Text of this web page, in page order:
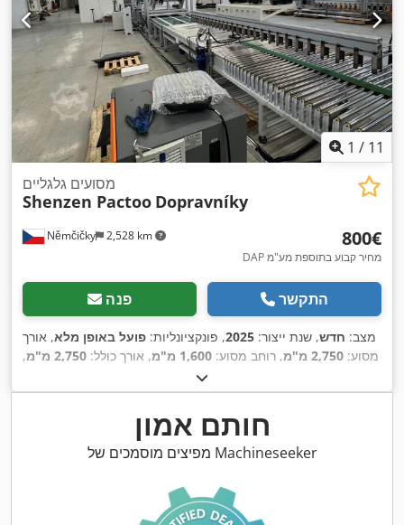
1 / 11
Němčičky 2,528 km
מסועים גלגליים
Shenzen Pactoo Dopravníky
‏800 ‏€
DAP מחיר קבוע בתוספת מע"מ
פנה התקשר
מצב: חדש, שנת ייצור: 2025, פונקציונליות: פועל באופן מלא, אורך
מסוע: 2,750 מ"מ , רוחב מסוע: 1,600 מ"מ , אורך כולל: 2,750 מ"מ
,
, גובה כולל:
כוח:1.5 קילוואט (2.04 כ"ס) , סוג זרם כניסה:תלת פאזי, מתח
xingxing motor co. ltd.,
חותם אמון
מפיצים מוסמכים של Machineseeker